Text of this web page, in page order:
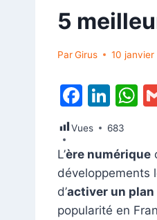
5
ParGirus 10 janvier
F
c
e
b
o
Li
n
k
e
dI
n
s
A
p
Vues 683
L’ère numérique
développements
d’activer un plan
popularité en